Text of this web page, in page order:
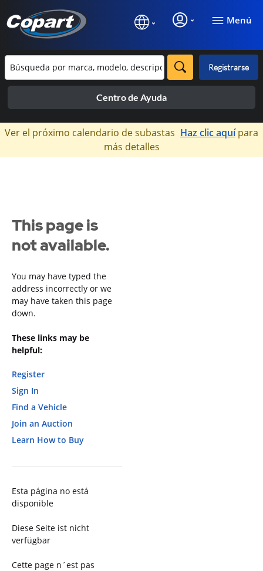
Menú
Registrarse
Centro de Ayuda
×
Ver el próximo calendario de subastas Haz clic aquípara
más detalles
This page is
not available.
You may have typed the
address incorrectly or we
may have taken this page
down.
These links may be
helpful:
Register
Sign In
Find a Vehicle
Join an Auction
Learn How to Buy
Esta página no está
disponible
Diese Seite ist nicht
verfügbar
Cette page n´est pas